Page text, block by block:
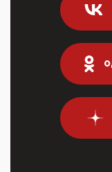
03:01, 10 Апреля 2026
что союзники
энергети...
01:54, 10 Апреля 2026
Пасхальное
дня Воскресен...
01:09, 10 Апреля 2026